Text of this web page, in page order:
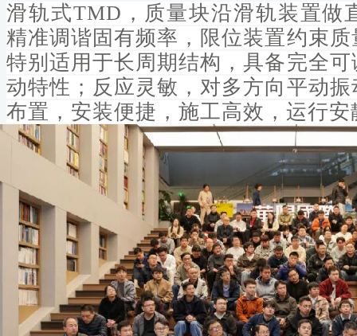
滑轨式TMD，质量块沿滑轨装置做
精准调谐固有频率，限位装置约束
特别适用于长周期结构，具备完全
动特性；反应灵敏，对多方向平动
布置，安装便捷，施工高效，运行安